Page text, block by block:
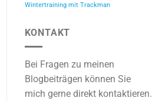
Wintertraining mit Trackman
KONTAKT
Bei Fragen zu meinen
Blogbeiträgen können Sie
mich gerne direkt kontaktieren.